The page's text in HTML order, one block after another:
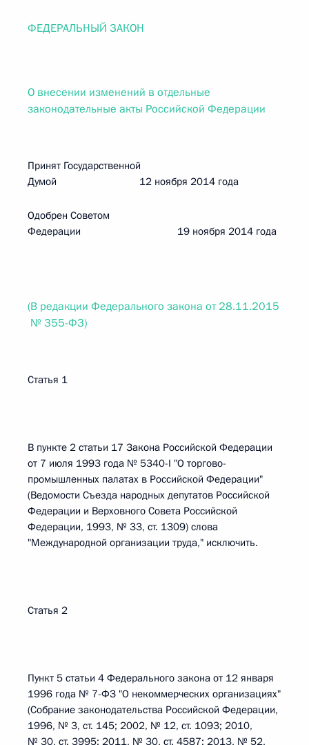
ФЕДЕРАЛЬНЫЙ ЗАКОН
О внесении изменений в отдельные
законодательные акты Российской Федерации
Принят Государственной
Думой 12 ноября 2014 года
Одобрен Советом
Федерации 19 ноября 2014 года
(В редакции Федерального закона от 28.11.2015
№ 355-ФЗ)
Статья 1
В пункте 2 статьи 17 Закона Российской Федерации
от 7 июля 1993 года № 5340-I "О торгово-
промышленных палатах в Российской Федерации"
(Ведомости Съезда народных депутатов Российской
Федерации и Верховного Совета Российской
Федерации, 1993, № 33, ст. 1309) слова
"Международной организации труда," исключить.
Статья 2
Пункт 5 статьи 4 Федерального закона от 12 января
1996 года № 7-ФЗ "О некоммерческих организациях"
(Собрание законодательства Российской Федерации,
1996, № 3, ст. 145; 2002, № 12, ст. 1093; 2010,
№ 30, ст. 3995; 2011, № 30, ст. 4587; 2013, № 52,